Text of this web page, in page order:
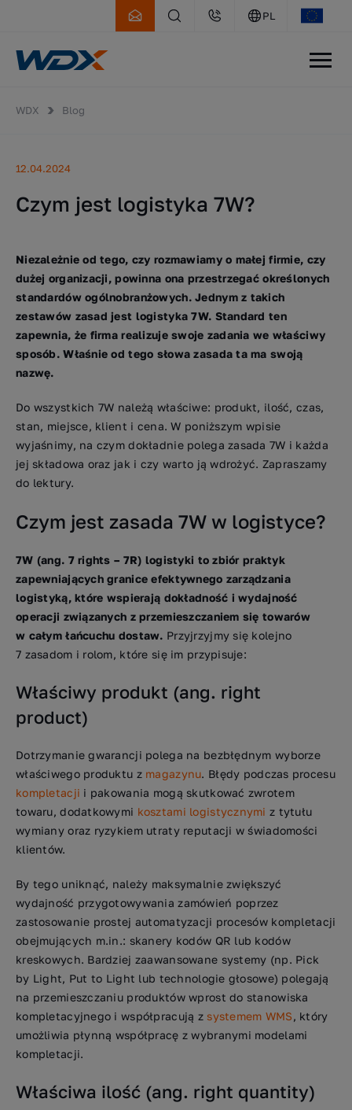
PL
WDX Blog
12.04.2024
Czym jest logistyka 7W?
Niezależnie od tego, czy rozmawiamy o małej firmie, czy
dużej organizacji, powinna ona przestrzegać określonych
standardów ogólnobranżowych. Jednym z takich
zestawów zasad jest logistyka 7W. Standard ten
zapewnia, że firma realizuje swoje zadania we właściwy
sposób. Właśnie od tego słowa zasada ta ma swoją
nazwę.
Do wszystkich 7W należą właściwe: produkt, ilość, czas,
stan, miejsce, klient i cena. W poniższym wpisie
wyjaśnimy, na czym dokładnie polega zasada 7W i każda
jej składowa oraz jak i czy warto ją wdrożyć. Zapraszamy
do lektury.
Czym jest zasada 7W w logistyce?
7W (ang. 7 rights – 7R) logistyki to zbiór praktyk
zapewniających granice efektywnego zarządzania
logistyką, które wspierają dokładność i wydajność
operacji związanych z przemieszczaniem się towarów
w całym łańcuchu dostaw. Przyjrzyjmy się kolejno
7 zasadom i rolom, które się im przypisuje:
Właściwy produkt (ang. right
product)
Dotrzymanie gwarancji polega na bezbłędnym wyborze
właściwego produktu z magazynu. Błędy podczas procesu
kompletacji i pakowania mogą skutkować zwrotem
towaru, dodatkowymi kosztami logistycznymi z tytułu
wymiany oraz ryzykiem utraty reputacji w świadomości
klientów.
By tego uniknąć, należy maksymalnie zwiększyć
wydajność przygotowywania zamówień poprzez
zastosowanie prostej automatyzacji procesów kompletacji
obejmujących m.in.: skanery kodów QR lub kodów
kreskowych. Bardziej zaawansowane systemy (np. Pick
by Light, Put to Light lub technologie głosowe) polegają
na przemieszczaniu produktów wprost do stanowiska
kompletacyjnego i współpracują zsystemem WMS, który
umożliwia płynną współpracę z wybranymi modelami
kompletacji.
Właściwa ilość (ang. right quantity)